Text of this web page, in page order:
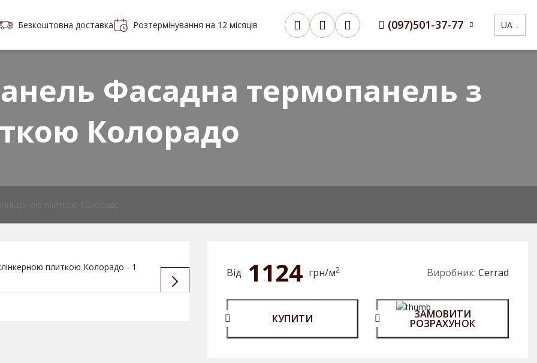
Безкоштовна доставка Розтермінування на 12 місяців (097)501-37-77 UA
Портфоліо Контакти Сертифікати 3D Конфігуратор
Фасадна термопанель з
Колорадо
плиткою Колорадо
Від 1124 грн/м2 Виробник: Cerrad
КУПИТИ ЗАМОВИТИ
РОЗРАХУНОК